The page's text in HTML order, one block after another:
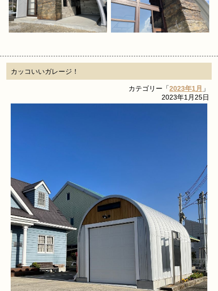
カッコいいガレージ！
カテゴリー「2023年1月 」
2023年1月25日